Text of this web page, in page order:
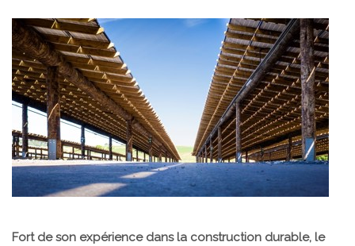
Fort de son expérience dans la construction durable, le